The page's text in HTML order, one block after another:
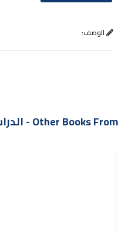
الوصف:
Other Books From - الدراسات الاسلامية